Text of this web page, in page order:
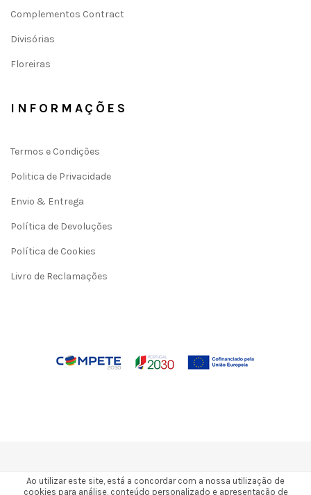
Complementos Contract
Divisórias
Floreiras
INFORMAÇÕES
Termos e Condições
Politica de Privacidade
Envio & Entrega
Política de Devoluções
Política de Cookies
Livro de Reclamações
Ao utilizar este site, está a concordar com a nossa utilização de
cookies para análise, conteúdo personalizado e apresentação de